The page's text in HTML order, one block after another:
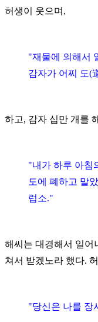
허생이 웃으며,
"재물에 의해서
감자가 어찌 도(
하고, 감자 십만 개를
"내가 하루 아침
도에 폐하고 말
럽소."
해씨는 대경해서 일어
쳐서 받겠노라 했다.
"당신은 나를 장